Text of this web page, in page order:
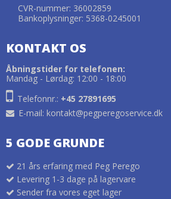
CVR-nummer: 36002859
Bankoplysninger: 5368-0245001
KONTAKT OS
Åbningstider for telefonen:
Mandag - Lørdag: 12:00 - 18:00
Telefonnr.: +45 27891695
E-mail: kontakt@pegperegoservice.dk
5 GODE GRUNDE
21 års erfaring med Peg Perego
Levering 1-3 dage på lagervare
Sender fra vores eget lager